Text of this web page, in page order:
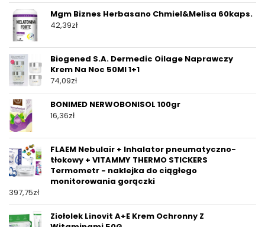
Mgm Biznes Herbasano Chmiel&Melisa 60kaps.
42,39zł
Biogened S.A. Dermedic Oilage Naprawczy
Krem Na Noc 50Ml 1+1
74,09zł
BONIMED NERWOBONISOL 100gr
16,36zł
FLAEM Nebulair + Inhalator pneumatyczno-
tłokowy + VITAMMY THERMO STICKERS
Termometr - naklejka do ciągłego
monitorowania gorączki
397,75zł
Ziołolek Linovit A+E Krem Ochronny Z